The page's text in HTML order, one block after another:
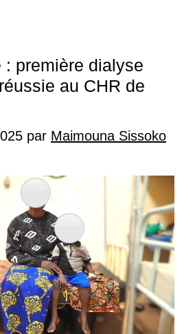
: première dialyse
au CHR de
par Maimouna Sissoko